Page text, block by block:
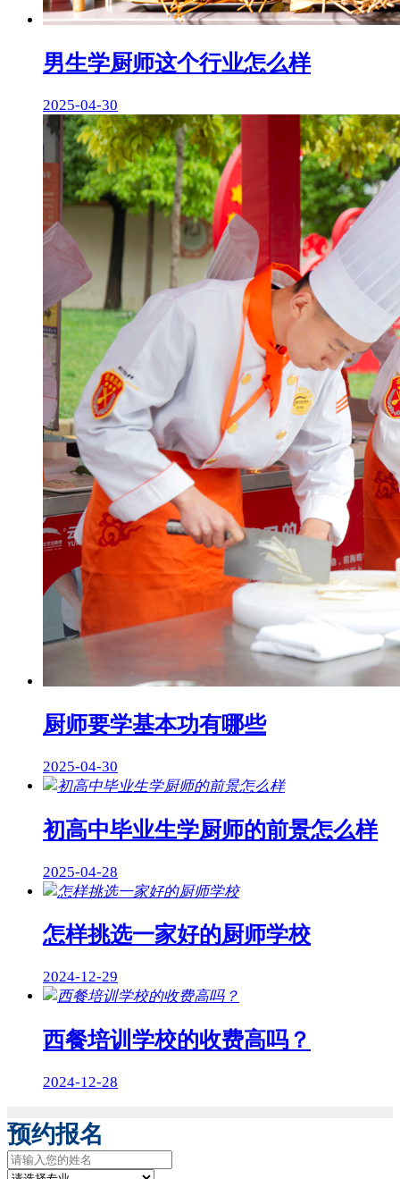
男生学厨师这个行业怎么样
2025-04-30
厨师要学基本功有哪些
2025-04-30
初高中毕业生学厨师的前景怎么样
2025-04-28
怎样挑选一家好的厨师学校
2024-12-29
西餐培训学校的收费高吗？
2024-12-28
预约报名